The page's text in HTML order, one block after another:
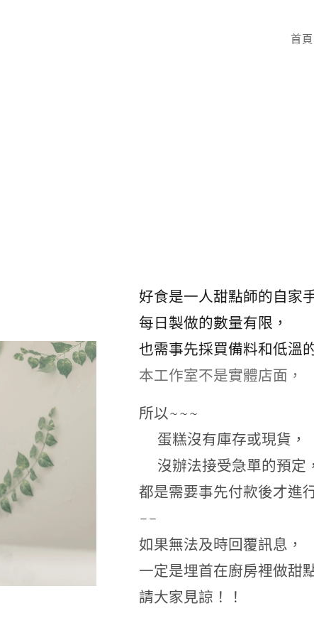
首頁
好食是一人甜點師的自家
每日製做的數量有限，
也需事先採買備料和低溫
本工作室不是實體店面，
所以~~~
❌蛋糕沒有庫存或現貨，
❌沒辦法接受急單的預定
都是需要事先付款後才進
--
如果無法及時回覆訊息，
一定是埋首在廚房裡做甜
請大家見諒！！